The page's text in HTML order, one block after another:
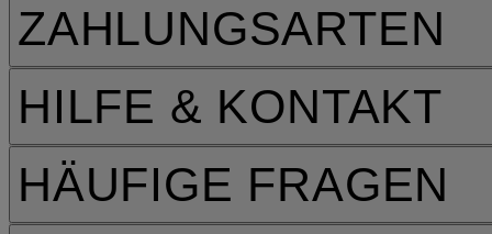
HILFE & KONTAKT
HÄUFIGE FRAGEN
ZAHLUNGSARTEN